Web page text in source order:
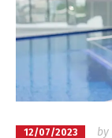
12/07/2023 by